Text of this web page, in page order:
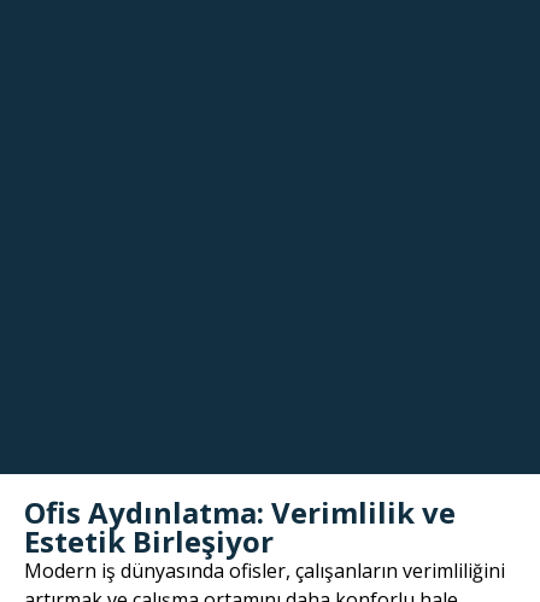
Ofis Aydınlatma: Verimlilik ve
Estetik Birleşiyor
Modern iş dünyasında ofisler, çalışanların verimliliğini